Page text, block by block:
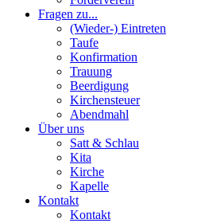
Fragen zu...
(Wieder-) Eintreten
Taufe
Konfirmation
Trauung
Beerdigung
Kirchensteuer
Abendmahl
Über uns
Satt & Schlau
Kita
Kirche
Kapelle
Kontakt
Kontakt